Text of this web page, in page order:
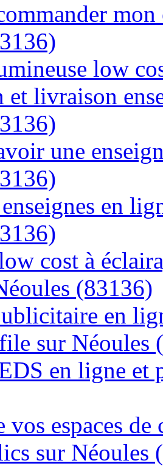
low
et livraison
une
en
cost à
(83136)
en
sur Néoules
en ligne et
vos espaces
sur Néoules